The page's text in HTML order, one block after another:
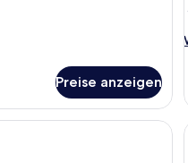
Preise anzeigen